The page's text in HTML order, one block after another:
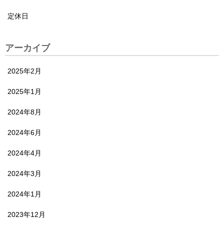
定休日
アーカイブ
2025年2月
2025年1月
2024年8月
2024年6月
2024年4月
2024年3月
2024年1月
2023年12月